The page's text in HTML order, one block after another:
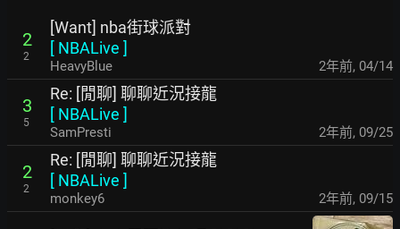
2
2
[Want] nba街球派對
[ NBALive ]
HeavyBlue 2年前, 04/14
3
5
Re: [閒聊] 聊聊近況接龍
[ NBALive ]
SamPresti 2年前, 09/25
2
2
Re: [閒聊] 聊聊近況接龍
[ NBALive ]
monkey6 2年前, 09/15